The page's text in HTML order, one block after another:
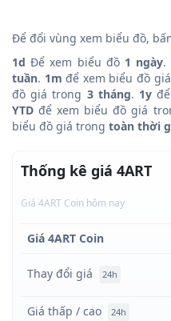
Để đổi vùng xem biểu đồ,
1d Để xem biểu đồ 1 ngày.
tuần. 1m để xem biểu đồ
đồ giá trong 3 tháng. 1y
YTD để xem biểu đồ giá
biểu đồ giá trong toàn thời
Thống kê giá 4ART
Giá 4ART Coin hôm nay
Giá 4ART Coin
Thay đổi giá 24h
Giá thấp / cao 24h